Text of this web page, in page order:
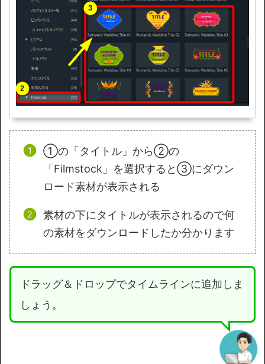
①の「タイトル」から②の
「Filmstock」を選択すると③にダウン
ロード素材が表示される
素材の下にタイトルが表示されるので何
の素材をダウンロードしたか分かります
ドラッグ＆ドロップでタイムラインに追加しま
しょう。